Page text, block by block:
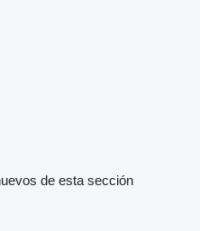
de esta sección